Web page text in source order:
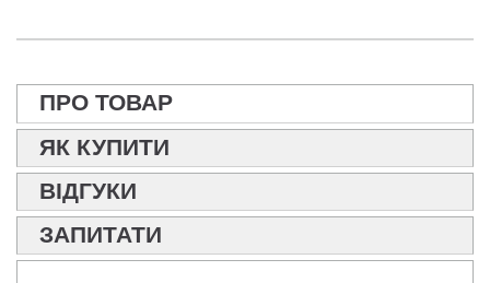
ПРО ТОВАР
ЯК КУПИТИ
ВІДГУКИ
ЗАПИТАТИ